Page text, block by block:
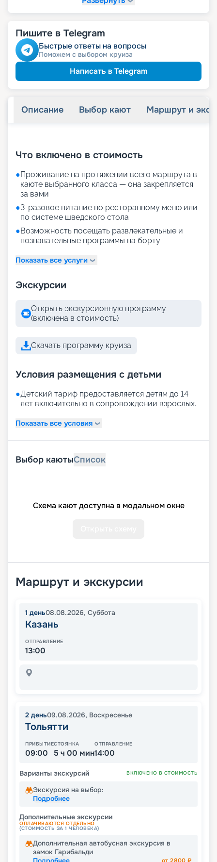
Пишите в Telegram
Быстрые ответы на вопросы
Поможем с выбором круиза
Написать в Telegram
Описание Выбор кают Маршрут и
Что включено в стоимость
●Проживание на протяжении всего маршрута в
каюте выбранного класса — она закрепляется
за вами
●3-разовое питание по ресторанному меню или
по системе шведского стола
●Возможность посещать развлекательные и
познавательные программы на борту
Показать все услуги
Экскурсии
Открыть экскурсионную программу
(включена в стоимость)
Скачать программу круиза
Условия размещения с детьми
●Детский тариф предоставляется детям до 14
лет включительно в сопровождении взрослых.
Показать все условия
Выбор каютыСписок
Схема кают доступна в модальном окне
Маршрут и экскурсии
1 день08.08.2026, Суббота
Казань
ОТПРАВЛЕНИЕ
13:00
2 день09.08.2026, Воскресенье
Тольятти
ПРИБЫТИЕ
09:00
СТОЯНКА
5 ч 00 мин
ОТПРАВЛЕНИЕ
14:00
Варианты экскурсий ВКЛЮЧЕНО В СТОИМОСТЬ
Экскурсия на выбор:
Подробнее
Дополнительные экскурсии
ОПЛАЧИВАЮТСЯ ОТДЕЛЬНО
(СТОИМОСТЬ ЗА 1 ЧЕЛОВЕКА)
Дополнительная автобусная экскурсия в
замок Гарибальди
от2800 ₽